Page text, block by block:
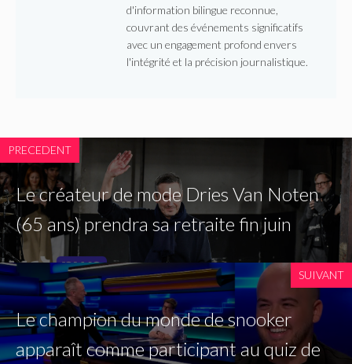
d'information bilingue reconnue,
couvrant des événements significatifs
avec un engagement profond envers
l'intégrité et la précision journalistique.
PRECEDENT
Le créateur de mode Dries Van Noten
(65 ans) prendra sa retraite fin juin
SUIVANT
Le champion du monde de snooker
apparaît comme participant au quiz de